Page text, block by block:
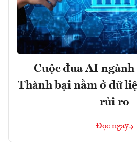
Cuộc đua AI ngành
Thành bại nằm ở dữ
rủi ro
Đọc ngay